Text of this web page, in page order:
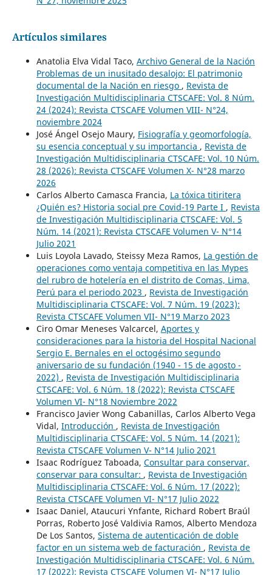
Artículos similares
Anatolia Elva Vidal Taco, Archivo General de la Nación
Problemas de un inusitado desalojo: El patrimonio
documental de la Nación en riesgo , Revista de
Investigación Multidisciplinaria CTSCAFE: Vol. 8 Núm.
24 (2024): Revista CTSCAFE Volumen VIII- N°24,
noviembre 2024
José Ángel Osejo Maury, Fisiografía y geomorfología,
su esencia conceptual y su importancia , Revista de
Investigación Multidisciplinaria CTSCAFE: Vol. 10 Núm.
28 (2026): Revista CTSCAFE Volumen X- N°28 marzo
2026
Carlos Alberto Camasca Francia, La tóxica titiritera
¿Quién es? Historia social pre Covid-19 Parte I , Revista
de Investigación Multidisciplinaria CTSCAFE: Vol. 5
Núm. 14 (2021): Revista CTSCAFE Volumen V- N°14
Julio 2021
Luis Loyola Lavado, Steissy Meza Ramos, La gestión de
operaciones como ventaja competitiva en las Mypes
del rubro de hotelería en el distrito de Comas, Lima,
Perú para el periodo 2023 , Revista de Investigación
Multidisciplinaria CTSCAFE: Vol. 7 Núm. 19 (2023):
Revista CTSCAFE Volumen VII- N°19 Marzo 2023
Ciro Omar Meneses Valcarcel, Aportes y
consideraciones para la historia del Hospital Nacional
Sergio E. Bernales en el octogésimo segundo
aniversario de su fundación (1940 - 15 de agosto -
2022) , Revista de Investigación Multidisciplinaria
CTSCAFE: Vol. 6 Núm. 18 (2022): Revista CTSCAFE
Volumen VI- N°18 Noviembre 2022
Francisco Javier Wong Cabanillas, Carlos Alberto Vega
Vidal, Introducción , Revista de Investigación
Multidisciplinaria CTSCAFE: Vol. 5 Núm. 14 (2021):
Revista CTSCAFE Volumen V- N°14 Julio 2021
Isaac Rodríguez Taboada, Consultar para conservar,
conservar para consultar: , Revista de Investigación
Multidisciplinaria CTSCAFE: Vol. 6 Núm. 17 (2022):
Revista CTSCAFE Volumen VI- N°17 Julio 2022
Isaac Daniel, Ataucuri Ynfante, Richard Robert Braúl
Porras, Roberto José Valdivia Ramos, Alberto Mendoza
De Los Santos, Sistema de autenticación de doble
factor en un sistema web de facturación , Revista de
Investigación Multidisciplinaria CTSCAFE: Vol. 6 Núm.
17 (2022): Revista CTSCAFE Volumen VI- N°17 Julio